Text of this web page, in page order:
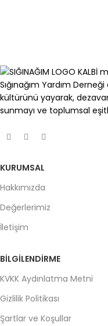
Sığınağım Yardım
kültürünü yayarak,
sunmayı ve toplumsal
KURUMSAL
Hakkımızda
Değerlerimiz
İletişim
BILGILENDIRME
KVKK Aydınlatma Metni
Gizlilik Politikası
Şartlar ve Koşullar